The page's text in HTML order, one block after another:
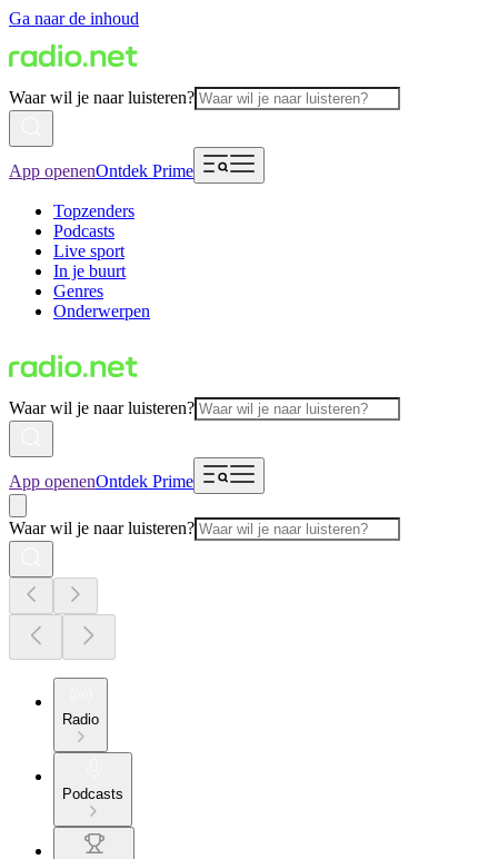
Ga naar de inhoud
Waar wil je naar luisteren?
App openenOntdek Prime
Topzenders
Podcasts
Live sport
In je buurt
Genres
Onderwerpen
Waar wil je naar luisteren?
App openenOntdek Prime
Waar wil je naar luisteren?
Radio
Podcasts